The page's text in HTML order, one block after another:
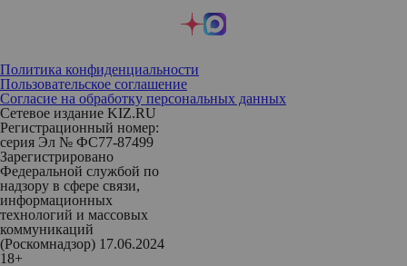
Политика конфиденциальности
Пользовательское соглашение
Согласие на обработку персональных данных
Сетевое издание KIZ.RU
Регистрационный номер:
серия Эл № ФС77-87499
Зарегистрировано
Федеральной службой по
надзору в сфере связи,
информационных
технологий и массовых
коммуникаций
(Роскомнадзор) 17.06.2024
18+